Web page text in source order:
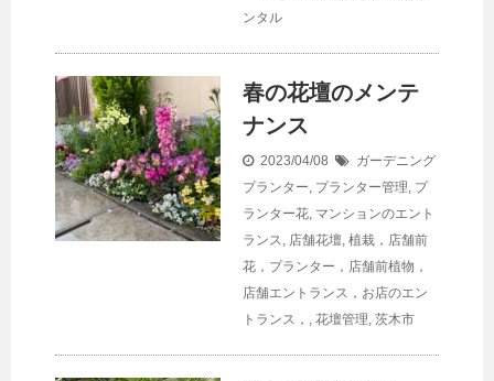
ンタル
春の花壇のメンテ
ナンス
2023/04/08
ガーデニング
プランター, プランター管理, プ
ランター花, マンションのエント
ランス, 店舗花壇, 植栽，店舗前
花，プランター，店舗前植物，
店舗エントランス，お店のエン
トランス， , 花壇管理, 茨木市